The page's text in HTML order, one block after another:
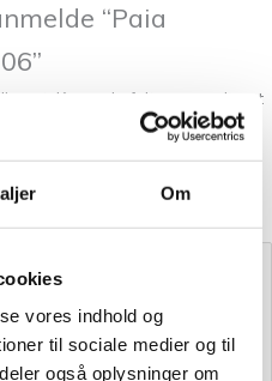
Om
vores indhold og
til sociale medier og til
også oplysninger om
“Paia
Krævede felter er markeret